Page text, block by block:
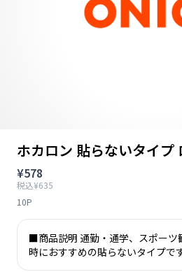
ホカロン 貼らないタイプ
¥578
税込¥635
10P
■商品説明 通勤・通学、スポーツ
時におすすめの貼らないタイプで